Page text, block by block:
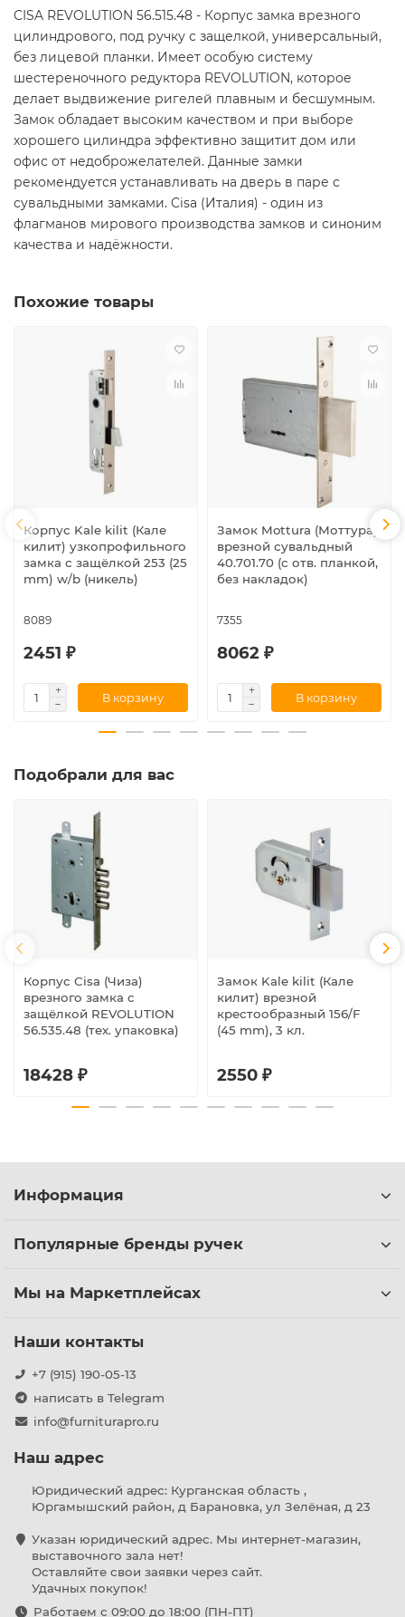
CISA REVOLUTION 56.515.48 - Корпус замка врезного
цилиндрового, под ручку с защелкой, универсальный,
без лицевой планки. Имеет особую систему
шестереночного редуктора REVOLUTION, которое
делает выдвижение ригелей плавным и бесшумным.
Замок обладает высоким качеством и при выборе
хорошего цилиндра эффективно защитит дом или
офис от недоброжелателей. Данные замки
рекомендуется устанавливать на дверь в паре с
сувальдными замками. Cisa (Италия) - один из
флагманов мирового производства замков и синоним
качества и надёжности.
Похожие товары
Корпус Kale kilit (Кале
килит) узкопрофильного
замка с защёлкой 253 (25
mm) w/b (никель)
8089
2451 ₽
В корзину
Замок Mottura (Моттура)
врезной сувальдный
40.701.70 (с отв. планкой,
без накладок)
7355
8062 ₽
В корзину
Подобрали для вас
Корпус Cisa (Чиза)
врезного замка с
защёлкой REVOLUTION
56.535.48 (тех. упаковка)
18428 ₽
Замок Kale kilit (Кале
килит) врезной
крестообразный 156/F
(45 mm), 3 кл.
2550 ₽
Информация
Популярные бренды ручек
Мы на Маркетплейсах
Наши контакты
+7 (915) 190-05-13
написать в Telegram
info@furniturapro.ru
Наш адрес
Юридический адрес: Курганская область ,
Юргамышский район, д Барановка, ул Зелёная, д 23
Указан юридический адрес. Мы интернет-магазин,
выставочного зала нет!
Оставляйте свои заявки через сайт.
Удачных покупок!
Работаем с 09:00 до 18:00 (ПН-ПТ)